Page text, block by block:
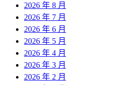
2026 年 8 月
2026 年 7 月
2026 年 6 月
2026 年 5 月
2026 年 4 月
2026 年 3 月
2026 年 2 月